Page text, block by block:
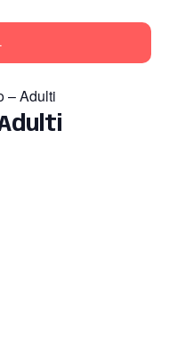
– Adulti